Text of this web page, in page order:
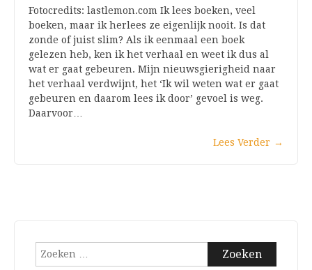
Fotocredits: lastlemon.com Ik lees boeken, veel
boeken, maar ik herlees ze eigenlijk nooit. Is dat
zonde of juist slim? Als ik eenmaal een boek
gelezen heb, ken ik het verhaal en weet ik dus al
wat er gaat gebeuren. Mijn nieuwsgierigheid naar
het verhaal verdwijnt, het ‘Ik wil weten wat er gaat
gebeuren en daarom lees ik door’ gevoel is weg.
Daarvoor…
Lees Verder →
Zoeken
naar: